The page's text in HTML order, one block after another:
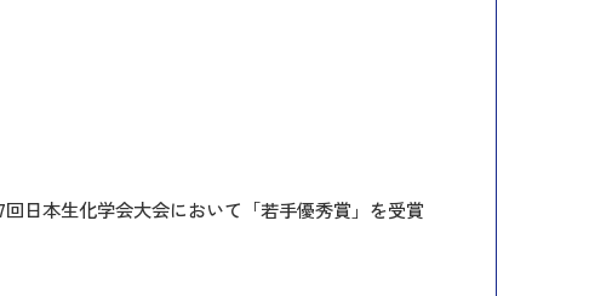
日本生化学会大会において「若手優秀賞」を受賞